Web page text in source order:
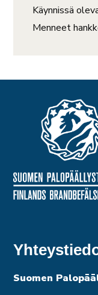
Käynnissä
Menneet
Suomen